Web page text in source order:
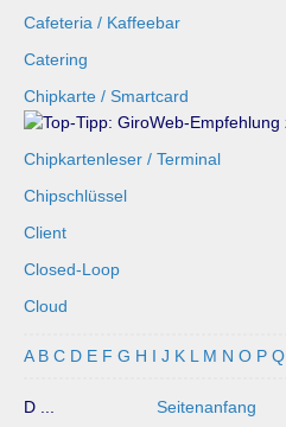
Cafeteria / Kaffeebar
Catering
Chipkarte / Smartcard
Chipkartenleser / Terminal
Chipschlüssel
Client
Closed-Loop
Cloud
A B C D E F G H I J K L M N O P Q
D ... Seitenanfang